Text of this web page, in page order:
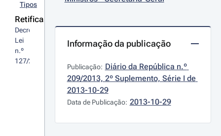
Tipos
Retifica
Decreto-
Lei
n.º
127/2013
Informação da publicação
Publicação: Diário da República n.º
209/2013, 2º Suplemento, Série I de
2013-10-29
Data de Publicação: 2013-10-29